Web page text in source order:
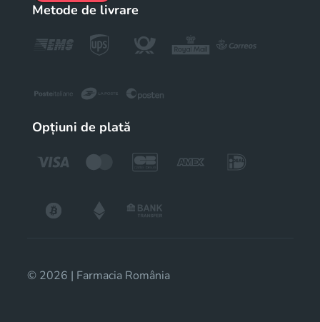
Metode de livrare
Opțiuni de plată
© 2026 | Farmacia România